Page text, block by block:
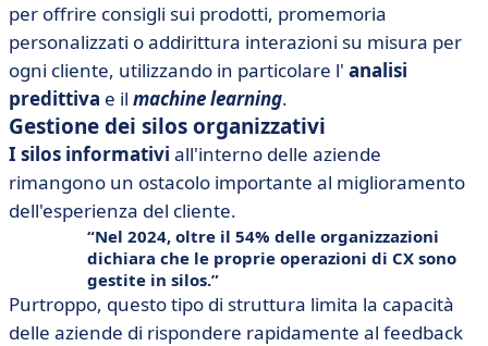
per offrire consigli sui prodotti, promemoria
personalizzati o addirittura interazioni su misura per
ogni cliente, utilizzando in particolare l' analisi
predittiva e il machine learning.
Gestione dei silos organizzativi
I silos informativi all'interno delle aziende
rimangono un ostacolo importante al miglioramento
dell'esperienza del cliente.
Nel 2024, oltre il 54% delle organizzazioni
dichiara che le proprie operazioni di CX sono
gestite in silos.
Purtroppo, questo tipo di struttura limita la capacità
delle aziende di rispondere rapidamente al feedback